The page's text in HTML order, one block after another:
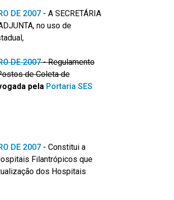
DE 2007- A SECRETÁRIA
no uso de
DE 2007-Regulamento
de Coleta de
pela Portaria SES
DE 2007- Constitui a
Filantrópicos que
dos Hospitais